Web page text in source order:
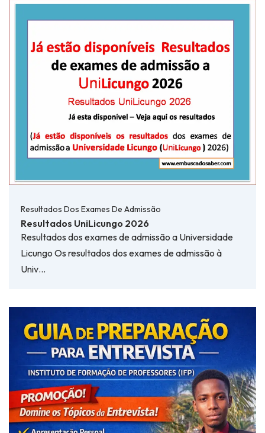
Resultados Dos Exames De Admissão
Resultados UniLicungo 2026
Resultados dos exames de admissão a Universidade
Licungo Os resultados dos exames de admissão à
Univ…